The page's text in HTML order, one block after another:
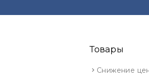
Товары
Снижение